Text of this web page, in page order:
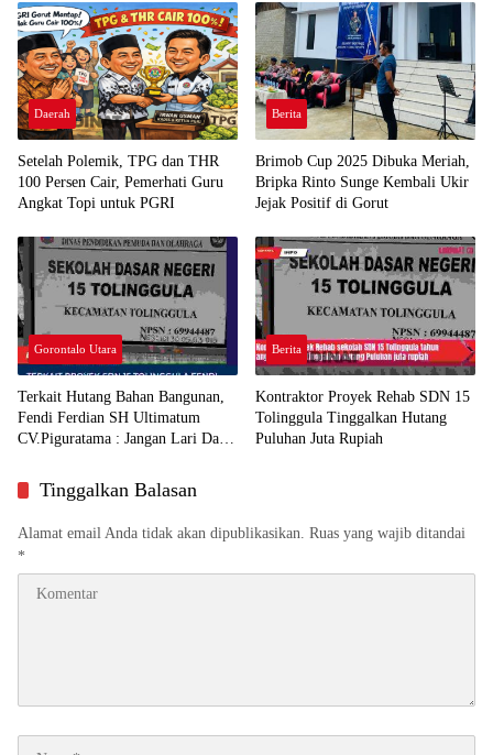
Daerah
Setelah Polemik, TPG dan THR
100 Persen Cair, Pemerhati Guru
Angkat Topi untuk PGRI
Berita
Brimob Cup 2025 Dibuka Meriah,
Bripka Rinto Sunge Kembali Ukir
Jejak Positif di Gorut
Gorontalo Utara
Terkait Hutang Bahan Bangunan,
Fendi Ferdian SH Ultimatum
CV.Piguratama : Jangan Lari Dari
Berita
Kontraktor Proyek Rehab SDN 15
Tolinggula Tinggalkan Hutang
Puluhan Juta Rupiah
Tinggalkan Balasan
Alamat email Anda tidak akan dipublikasikan. Ruas yang wajib ditandai
*